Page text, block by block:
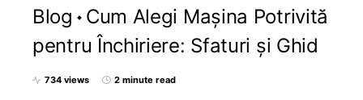
Blog
Cum Alegi Mașina Potrivită
pentru Închiriere: Sfaturi și Ghid
734 views 2 minute read